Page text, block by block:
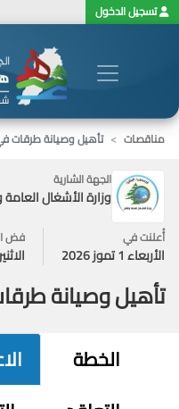
تسجيل الدخول
مناقصات
تأهيل وصيانة طرقات
الجهة الشارية
وزارة الأشغال
أُعلنت في
الأربعاء 1 تموز 2026
فض
الاثنين 20
تأهيل وصيانة
الخطة